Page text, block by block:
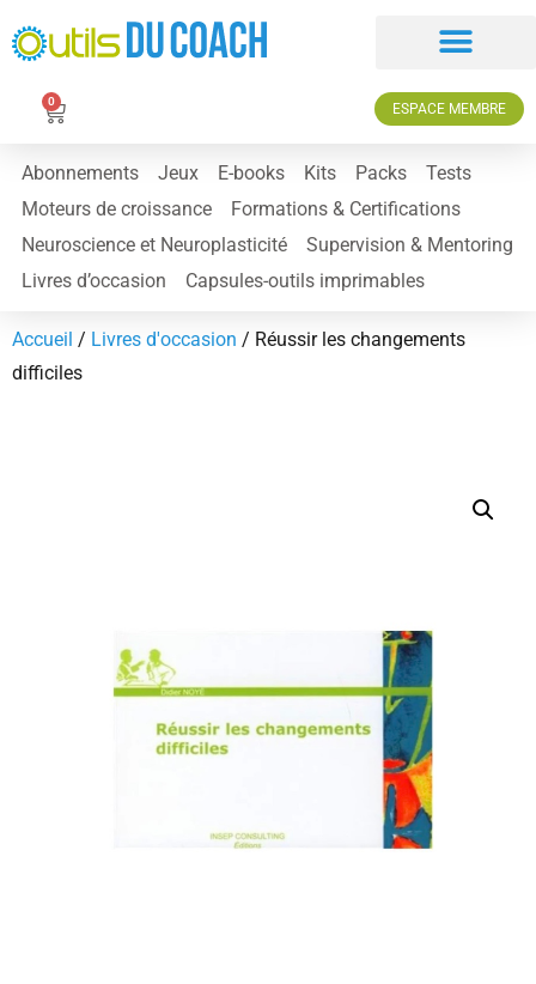
0 ESPACE MEMBRE
Abonnements Jeux E-books Kits Packs
Tests
Moteurs de croissance
Formations & Certifications
Neuroscience et Neuroplasticité
Supervision & Mentoring
Livres d’occasion
Capsules-outils imprimables
Accueil / Livres d'occasion / Réussir les changements
difficiles